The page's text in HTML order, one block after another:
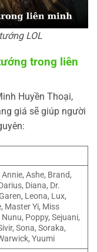
LOL
trong liên
Huyền Thoại,
giá sẽ giúp người
Ashe, Brand,
Diana, Dr.
Leona, Lux,
Master Yi, Miss
Poppy, Sejuani,
Sona, Soraka,
Yuumi